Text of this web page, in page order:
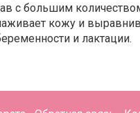
с большим
кожу и
и лактации.